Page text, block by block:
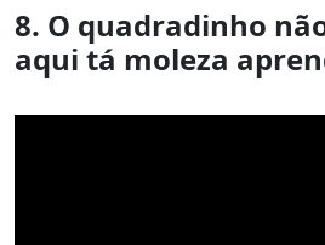
8. O quadradinho
aqui tá moleza